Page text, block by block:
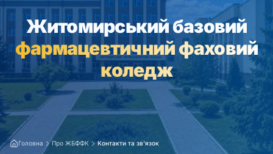
Житомирський базовий
фармацевтичний фаховий
коледж
Головна Про ЖБФФК Контакти та зв'язок